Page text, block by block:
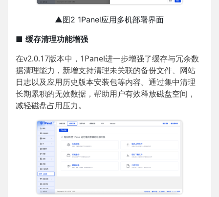
▲图2 1Panel应用多机部署界面
■ 缓存清理功能增强
在v2.0.17版本中，1Panel进一步增强了缓存与冗余数
据清理能力，新增支持清理未关联的备份文件、网站
日志以及应用历史版本安装包等内容。通过集中清理
长期累积的无效数据，帮助用户有效释放磁盘空间，
减轻磁盘占用压力。